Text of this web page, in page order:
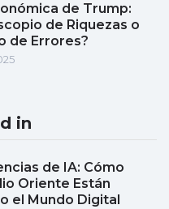
de Trump:
de Riquezas o
de Errores?
in
de IA: Cómo
Oriente Están
el Mundo Digital